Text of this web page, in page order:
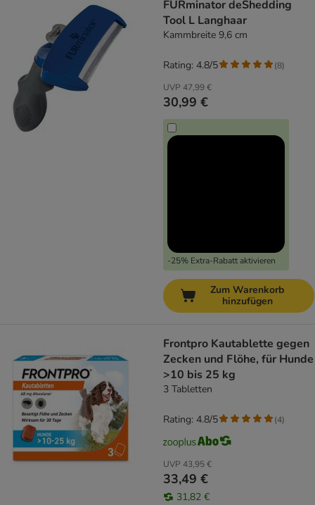
FURminator deShedding
Tool L Langhaar
Kammbreite 9,6 cm
UVP 47,99 €
30,99 €
-25% Extra-Rabatt aktivieren
Rating: 4.8/5 (8)
Zum Warenkorb
hinzufügen
Frontpro Kautablette gegen
Zecken und Flöhe, für Hunde
>10 bis 25 kg
3 Tabletten
UVP 43,95 €
33,49 €
31,82 €
Rating: 4.8/5 (4)